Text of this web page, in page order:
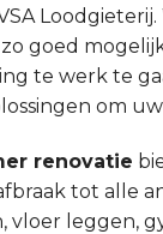
goed
te werk te
om
renovatie
tot alle
vloer leggen,